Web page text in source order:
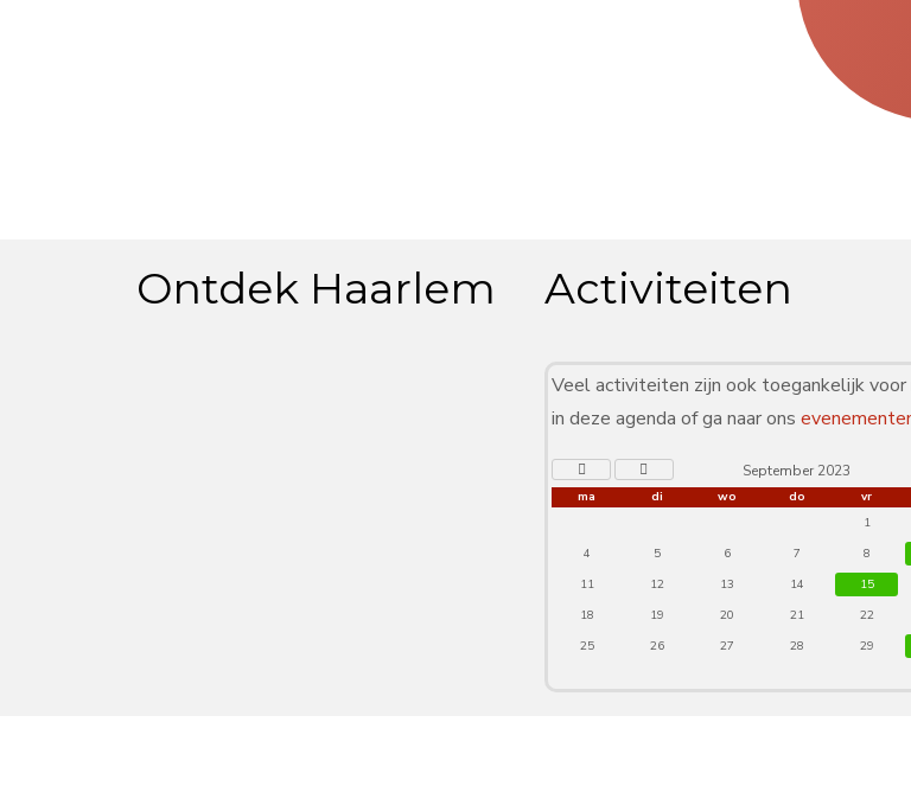
Ontdek Haarlem Activiteiten
Veel activiteiten zijn ook toegankelijk
in deze agenda of ga naar ons
September 2023
ma di wo do vr
1
4
5 6 7 8
11
12 13 14 15
18
19 20 21 22
25
26 27 28 29